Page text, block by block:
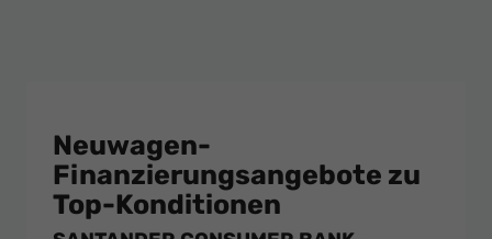
Neuwagen-
Finanzierungsangebote zu
Top-Konditionen